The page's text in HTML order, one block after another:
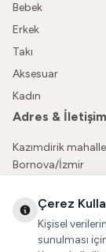
Bebek
Erkek
Takı
Aksesuar
Kadın
Adres & İletişim
Kazımdirik
Bornova/İzmir
Sosyal Medya
Çerez
Kişisel
sunulması